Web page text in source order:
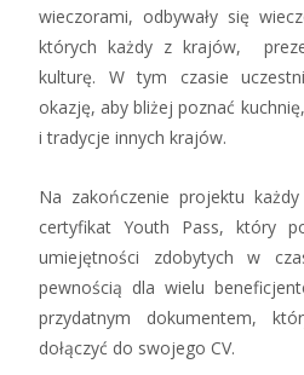
wieczorami, odbywały się
których każdy z krajów,
kulturę. W tym czasie
okazję, aby bliżej poznać
i tradycje innych krajów.
Na zakończenie projektu
certyfikat Youth Pass, który
umiejętności zdobytych w
pewnością dla wielu
przydatnym dokumentem,
dołączyć do swojego CV.